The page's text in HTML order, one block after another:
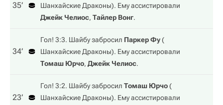
35‎’‎
Шанхайские Драконы). Ему ассистировали
Джейк Челиос, Тайлер Вонг.
34‎’‎
Гол! 3:3. Шайбу забросил Паркер Фу(
Шанхайские Драконы). Ему ассистировали
Томаш Юрчо, Джейк Челиос.
23‎’‎
Гол! 3:2. Шайбу забросил Томаш Юрчо(
Шанхайские Драконы). Ему ассистировали